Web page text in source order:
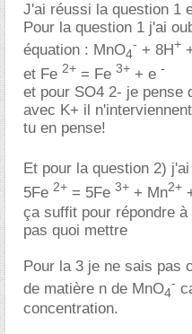
J'ai réussi la question 1
Pour la question 1 j'ai
équation : MnO4
- + 8H+
et Fe 2+ = Fe 3+ + e -
et pour SO4 2- je pense
avec K+ il
tu en pense!
Et pour la question 2)
5Fe 2+ = 5Fe 3+ + Mn2+
ça suffit pour répondre
pas quoi mettre
Pour la 3 je ne sais pas
de matière n de MnO4
-
concentration.